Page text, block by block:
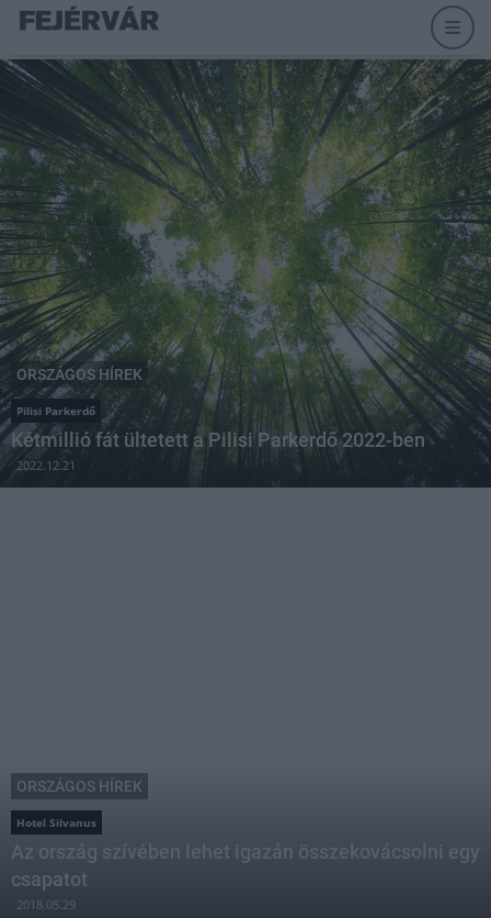
ORSZÁGOS HÍREK
Pilisi Parkerdő
Kétmillió fát ültetett a Pilisi Parkerdő 2022-ben
2022.12.21
ORSZÁGOS HÍREK
Hotel Silvanus
Az ország szívében lehet igazán összekovácsolni egy
csapatot
2018.05.29